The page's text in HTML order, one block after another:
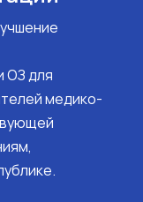
ОЗ для
медико-